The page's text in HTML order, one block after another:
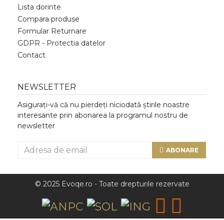
Lista dorinte
Compara produse
Formular Returnare
GDPR - Protectia datelor
Contact
NEWSLETTER
Asigurați-vă că nu pierdeți niciodată știrile noastre
interesante prin abonarea la programul nostru de
newsletter
ABONARE
© 2025 Evoqe.ro - Toate drepturile rezervate